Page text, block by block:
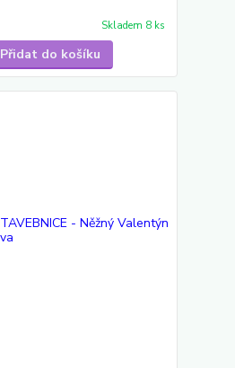
Skladem 8 ks
Přidat do košíku